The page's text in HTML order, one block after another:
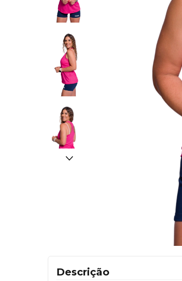
Descrição